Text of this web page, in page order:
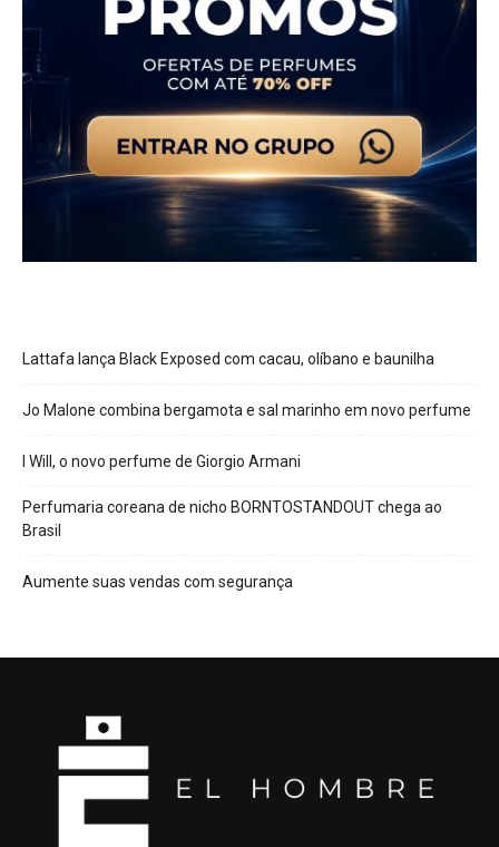
Lattafa lança Black Exposed com cacau, olíbano e baunilha
Jo Malone combina bergamota e sal marinho em novo perfume
I Will, o novo perfume de Giorgio Armani
Perfumaria coreana de nicho BORNTOSTANDOUT chega ao
Brasil
Aumente suas vendas com segurança